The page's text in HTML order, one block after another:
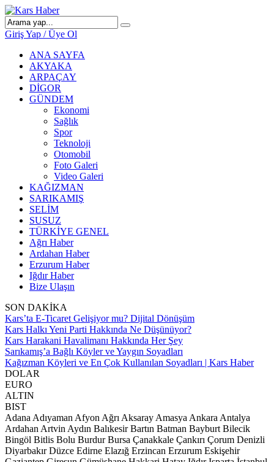
Giriş Yap / Üye Ol
ANA SAYFA
AKYAKA
ARPAÇAY
DİGOR
GÜNDEM
Ekonomi
Sağlık
Spor
Teknoloji
Otomobil
Foto Galeri
Video Galeri
KAĞIZMAN
SARIKAMIŞ
SELİM
SUSUZ
TÜRKİYE GENEL
Ağrı Haber
Ardahan Haber
Erzurum Haber
Iğdır Haber
Bize Ulaşın
SON DAKİKA
Kars’ta E-Ticaret Gelişiyor mu? Dijital Dönüşüm
Kars Halkı Yeni Parti Hakkında Ne Düşünüyor?
Kars Harakani Havalimanı Hakkında Her Şey
Sarıkamış’a Bağlı Köyler ve Yaygın Soyadları
Kağızman Köyleri ve En Çok Kullanılan Soyadları | Kars Haber
DOLAR
EURO
ALTIN
BIST
Adana Adıyaman Afyon Ağrı Aksaray Amasya Ankara Antalya
Ardahan Artvin Aydın Balıkesir Bartın Batman Bayburt Bilecik
Bingöl Bitlis Bolu Burdur Bursa Çanakkale Çankırı Çorum Denizli
Diyarbakır Düzce Edirne Elazığ Erzincan Erzurum Eskişehir